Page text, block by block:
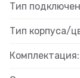
Тип
Тип корпуса/
Комплектация: